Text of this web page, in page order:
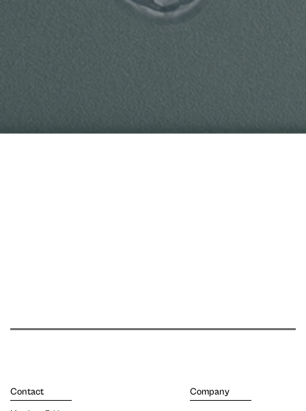
Contact Company